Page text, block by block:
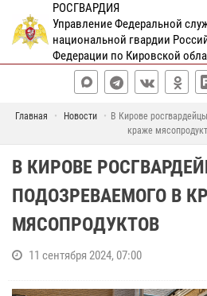
РОСГВАРДИЯ
Управление Федеральной
национальной гвардии
Федерации по Кировской
Главная Новости
В Кирове
краже
В КИРОВЕ
ПОДОЗРЕВАЕМОГО В
МЯСОПРОДУКТОВ
11 сентября 2024, 07:00